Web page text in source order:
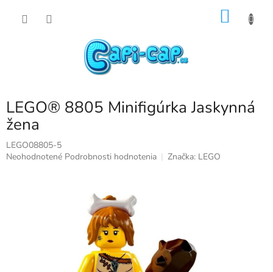
LEGO® 8805 Minifigúrka Jaskynná
žena
LEGO08805-5
Priemerné
Neohodnotené Podrobnosti hodnotenia Značka: LEGO